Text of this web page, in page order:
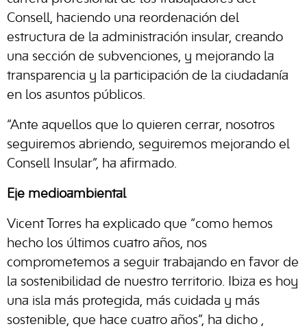
Consell, haciendo una reordenación del
estructura de la administración insular, creando
una sección de subvenciones, y mejorando la
transparencia y la participación de la ciudadanía
en los asuntos públicos.
“Ante aquellos que lo quieren cerrar, nosotros
seguiremos abriendo, seguiremos mejorando el
Consell Insular”, ha afirmado.
Eje medioambiental
Vicent Torres ha explicado que “como hemos
hecho los últimos cuatro años, nos
comprometemos a seguir trabajando en favor de
la sostenibilidad de nuestro territorio. Ibiza es hoy
una isla más protegida, más cuidada y más
sostenible, que hace cuatro años”, ha dicho ,